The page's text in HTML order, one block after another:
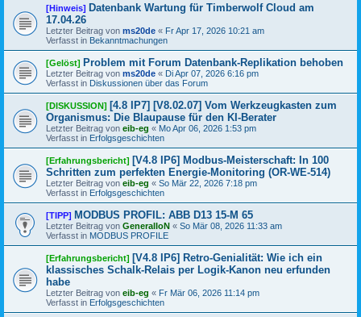
[Hinweis] Datenbank Wartung für Timberwolf Cloud am
17.04.26
Letzter Beitrag von ms20de « Fr Apr 17, 2026 10:21 am
Verfasst in Bekanntmachungen
[Gelöst] Problem mit Forum Datenbank-Replikation behoben
Letzter Beitrag von ms20de « Di Apr 07, 2026 6:16 pm
Verfasst in Diskussionen über das Forum
[DISKUSSION] [4.8 IP7] [V8.02.07] Vom Werkzeugkasten zum
Organismus: Die Blaupause für den KI-Berater
Letzter Beitrag von eib-eg « Mo Apr 06, 2026 1:53 pm
Verfasst in Erfolgsgeschichten
[Erfahrungsbericht] [V4.8 IP6] Modbus-Meisterschaft: In 100
Schritten zum perfekten Energie-Monitoring (OR-WE-514)
Letzter Beitrag von eib-eg « So Mär 22, 2026 7:18 pm
Verfasst in Erfolgsgeschichten
[TIPP] MODBUS PROFIL: ABB D13 15-M 65
Letzter Beitrag von GeneralIoN « So Mär 08, 2026 11:33 am
Verfasst in MODBUS PROFILE
[Erfahrungsbericht] [V4.8 IP6] Retro-Genialität: Wie ich ein
klassisches Schalk-Relais per Logik-Kanon neu erfunden
habe
Letzter Beitrag von eib-eg « Fr Mär 06, 2026 11:14 pm
Verfasst in Erfolgsgeschichten